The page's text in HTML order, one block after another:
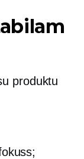
produktu